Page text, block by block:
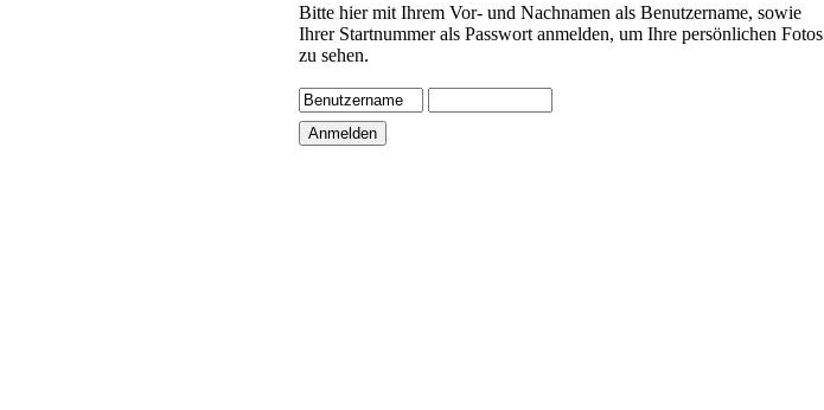
Bitte hier mit Ihrem Vor- und Nachnamen als Benutzername, sowie
Ihrer Startnummer als Passwort anmelden, um Ihre persönlichen Fotos
zu sehen.